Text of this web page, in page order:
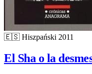
🇪🇸 Hiszpański 2011
El Sha o la